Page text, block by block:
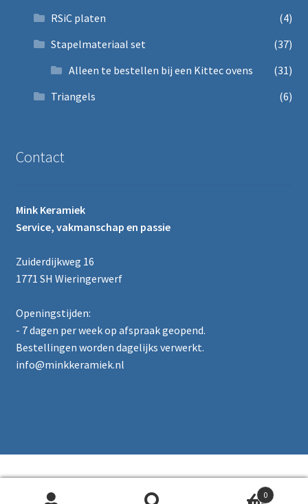
RSiC platen
(4)
Stapelmateriaal set
(37)
Alleen te bestellen bij een Kittec ovens
(31)
Triangels
(6)
Contact
Mink Keramiek
Service, vakmanschap en passie
Zuiderdijkweg 16
1771 SH Wieringerwerf
Openingstijden:
- 7 dagen per week op afspraak geopend.
Bestellingen worden dagelijks verwerkt.
info@minkkeramiek.nl
0